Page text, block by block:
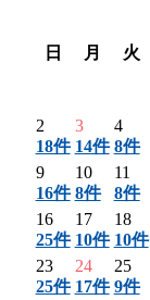
日
月 火
2
18件
3
14件
4
8件
9
16件
10
8件
11
8件
16
25件
17
10件
18
10件
23
25件
24
17件
25
9件